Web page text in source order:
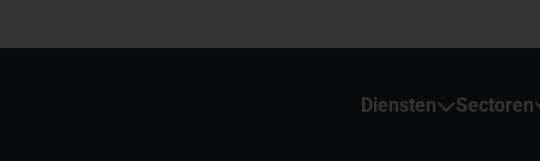
Diensten Sectoren